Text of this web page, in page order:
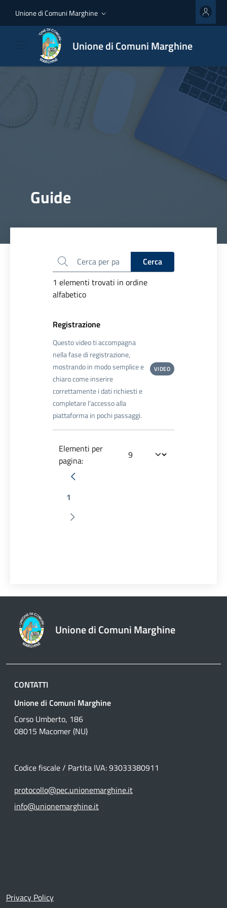
Unione di Comuni Marghine
Unione di Comuni Marghine
Guide
Cerca
Cerca
1 elementi trovati in ordine
alfabetico
Registrazione
Questo video ti accompagna
nella fase di registrazione,
mostrando in modo semplice e
chiaro come inserire
correttamente i dati richiesti e
completare l’accesso alla
piattaforma in pochi passaggi.
VIDEO
Elementi per
pagina:
Pagina precedente
1
Pagina successiva
Unione di Comuni Marghine
CONTATTI
Unione di Comuni Marghine
Corso Umberto, 186
08015 Macomer (NU)
Codice fiscale / Partita IVA: 93033380911
protocollo@pec.unionemarghine.it
info@unionemarghine.it
Link Utili
Privacy Policy